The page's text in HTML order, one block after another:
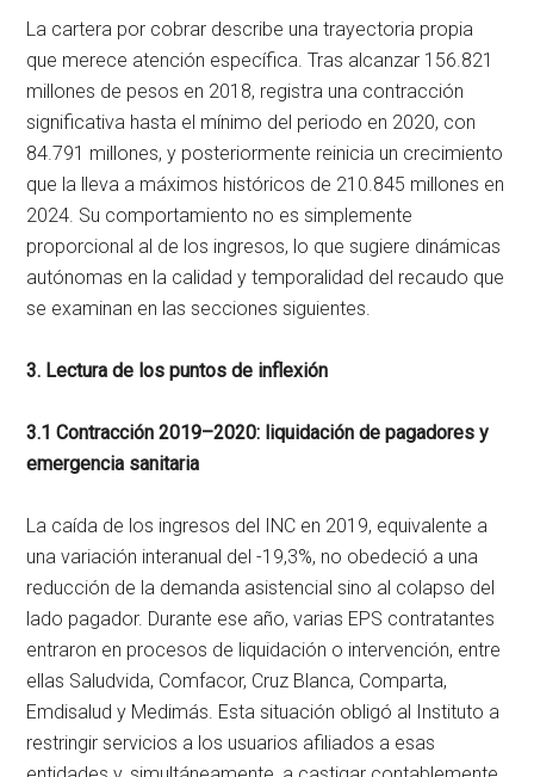
La cartera por cobrar describe una trayectoria propia
que merece atención específica. Tras alcanzar 156.821
millones de pesos en 2018, registra una contracción
significativa hasta el mínimo del periodo en 2020, con
84.791 millones, y posteriormente reinicia un crecimiento
que la lleva a máximos históricos de 210.845 millones en
2024. Su comportamiento no es simplemente
proporcional al de los ingresos, lo que sugiere dinámicas
autónomas en la calidad y temporalidad del recaudo que
se examinan en las secciones siguientes.
3. Lectura de los puntos de inflexión
3.1 Contracción 2019–2020: liquidación de pagadores y
emergencia sanitaria
La caída de los ingresos del INC en 2019, equivalente a
una variación interanual del -19,3%, no obedeció a una
reducción de la demanda asistencial sino al colapso del
lado pagador. Durante ese año, varias EPS contratantes
entraron en procesos de liquidación o intervención, entre
ellas Saludvida, Comfacor, Cruz Blanca, Comparta,
Emdisalud y Medimás. Esta situación obligó al Instituto a
restringir servicios a los usuarios afiliados a esas